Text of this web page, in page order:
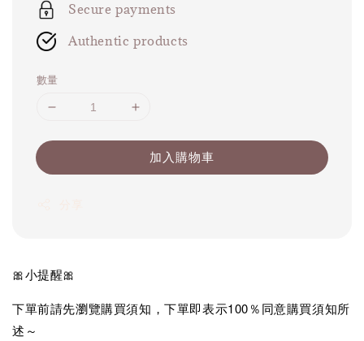
Secure payments
Authentic products
數量
加入購物車
🎀小提醒🎀
下單前請先瀏覽購買須知，下單即表示100％同意購買須知所
述～